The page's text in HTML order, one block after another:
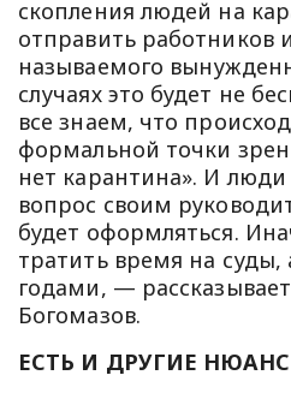
скопления людей на
отправить
называемого
случаях это будет не
все знаем, что
формальной точки
нет карантина». И
вопрос своим
будет оформляться.
тратить время на суды,
годами, —
Богомазов.
ЕСТЬ И ДРУГИЕ